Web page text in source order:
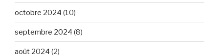
octobre 2024 (10)
septembre 2024 (8)
août 2024 (2)